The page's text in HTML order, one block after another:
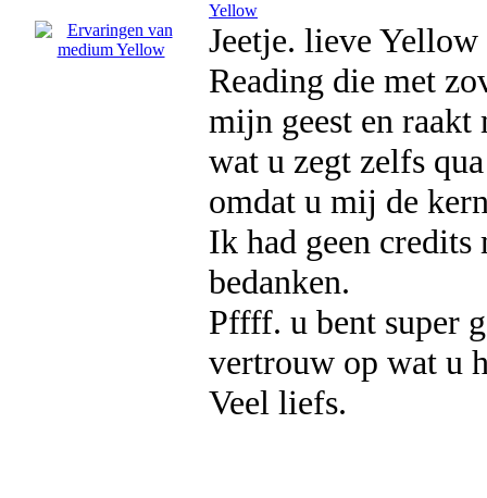
Yellow
Jeetje. lieve
Reading die met
mijn geest en
wat u zegt zelfs
omdat u mij de
Ik had geen
bedanken.
Pffff. u bent super
vertrouw op wat u
Veel liefs.